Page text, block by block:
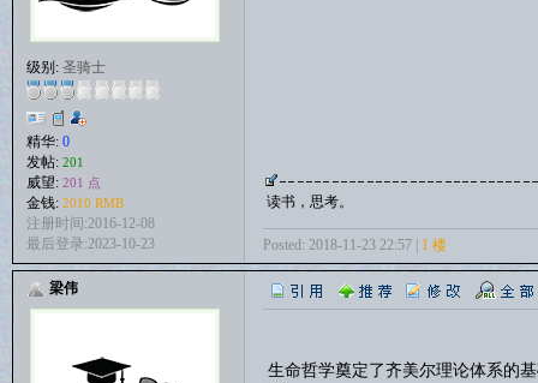
级别: 圣骑士
精华: 0
发帖: 201
威望: 201 点
金钱: 2010 RMB
注册时间:2016-12-08
最后登录:2023-10-23
读书，思考。
Posted: 2018-11-23 22:57 | 1 楼
梁伟
生命哲学奠定了齐美尔理论体系的